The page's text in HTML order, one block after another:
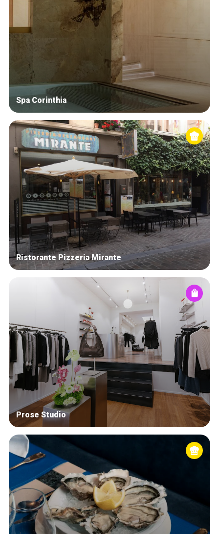
Spa Corinthia
Ristorante Pizzeria Mirante
Prose Studio